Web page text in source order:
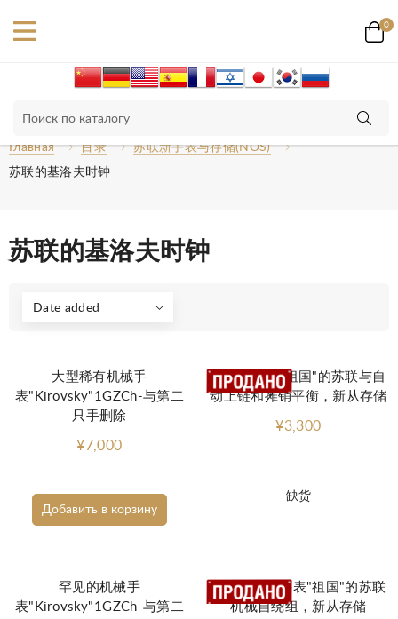
0
Главная 目录
苏联新手表与存储(NOS)
苏联的基洛夫时钟
苏联的基洛夫时钟
Date added
Добавить в корзину
大型稀有机械手
表"Kirovsky"1GZCh-与第二
只手删除
¥7,000
缺货
罕见的手表"祖国"的苏联与自
动上链和摊销平衡，新从存储
¥3,300
罕见的机械手
表"Kirovsky"1GZCh-与第二
非常罕见的手表"祖国"的苏联
机械自绕组，新从存储